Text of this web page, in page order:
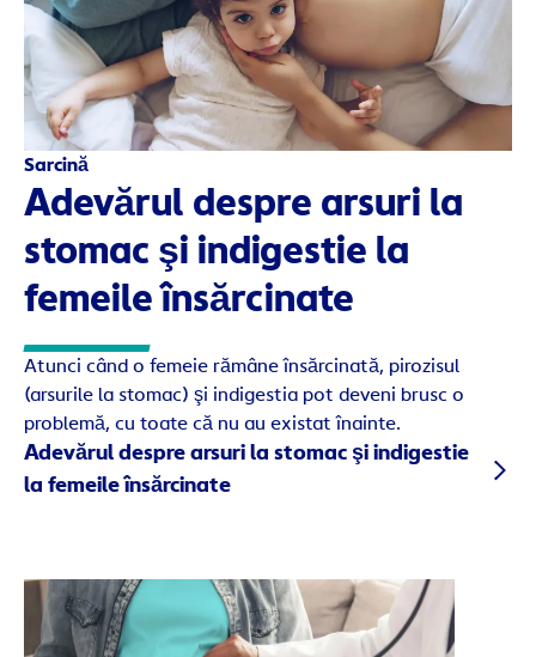
Sarcină
Adevărul despre arsuri la
stomac şi indigestie la
femeile însărcinate
Atunci când o femeie rămâne însărcinată, pirozisul
(arsurile la stomac) şi indigestia pot deveni brusc o
problemă, cu toate că nu au existat înainte.
Adevărul despre arsuri la stomac şi indigestie
la femeile însărcinate